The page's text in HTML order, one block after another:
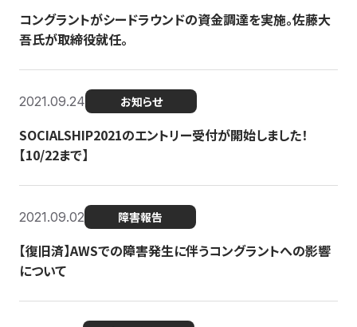
コングラントがシードラウンドの資金調達を実施。佐藤大
吾氏が取締役就任。
2021.09.24 お知らせ
SOCIALSHIP2021のエントリー受付が開始しました！
【10/22まで】
2021.09.02 障害報告
【復旧済】AWSでの障害発生に伴うコングラントへの影響
について